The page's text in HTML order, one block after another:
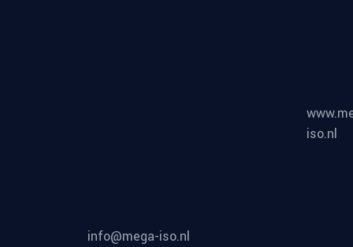
iso.nl
info@mega-iso.nl